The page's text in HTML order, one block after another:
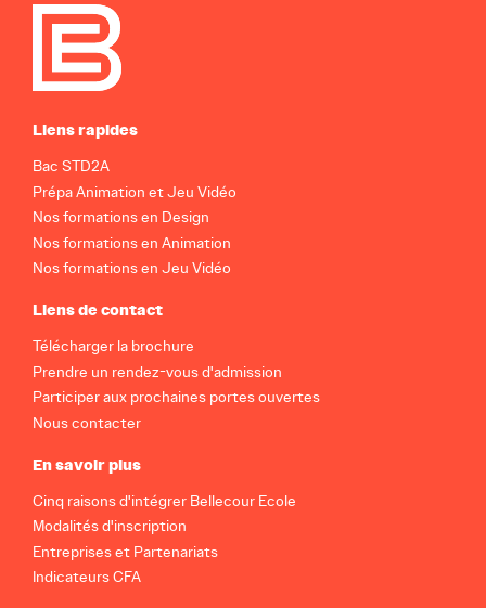
Liens rapides
Bac STD2A
Prépa Animation et Jeu Vidéo
Nos formations en Design
Nos formations en Animation
Nos formations en Jeu Vidéo
Liens de contact
Télécharger la brochure
Prendre un rendez-vous d'admission
Participer aux prochaines portes ouvertes
Nous contacter
En savoir plus
Cinq raisons d'intégrer Bellecour Ecole
Modalités d'inscription
Entreprises et Partenariats
Indicateurs CFA